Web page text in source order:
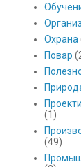
Охрана
Повар
(1)
(49)